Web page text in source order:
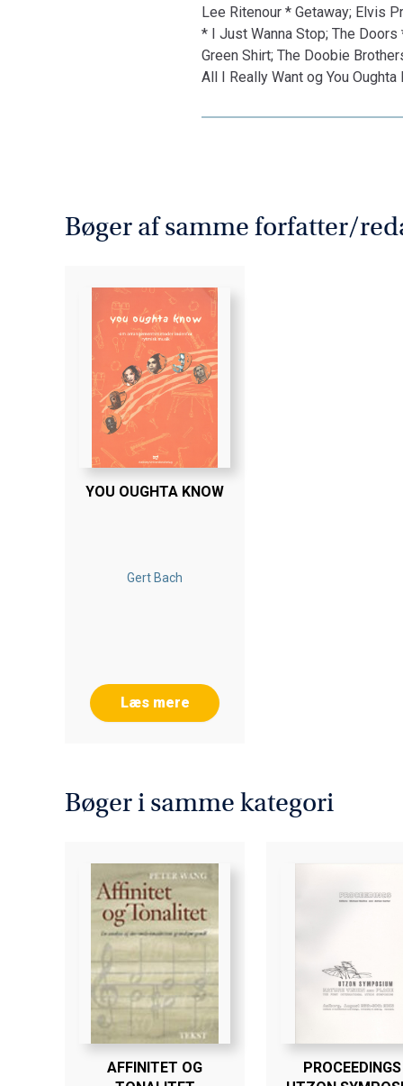
Lee Ritenour * Getaway; Elvis
* I Just Wanna Stop; The
Green Shirt; The Doobie
All I Really Want og You
Bøger af samme forfatter/
YOU OUGHTA KNOW
Gert Bach
Læs mere
Bøger i samme kategori
AFFINITET OG